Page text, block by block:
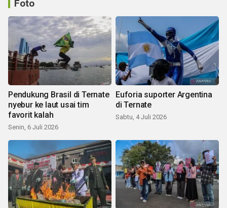
Foto
Pendukung Brasil di Ternate
nyebur ke laut usai tim
favorit kalah
Senin, 6 Juli 2026
Euforia suporter Argentina
di Ternate
Sabtu, 4 Juli 2026